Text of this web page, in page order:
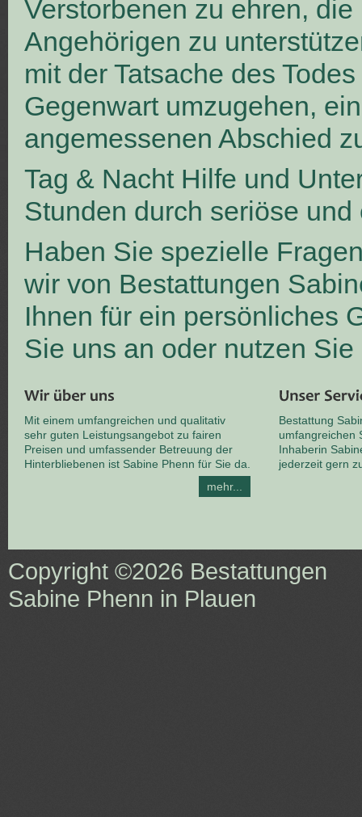
Verstorbenen zu ehren, die
Angehörigen zu
mit der Tatsache des
Gegenwart umzugehen,
angemessenen Abschied
Tag & Nacht Hilfe und
Stunden durch seriöse
Haben Sie spezielle
wir von Bestattungen
Ihnen für ein persönliches
Sie uns an oder nutzen
Mit einem umfangreichen und qualitativ
sehr guten Leistungsangebot zu fairen
Preisen und umfassender Betreuung der
Hinterbliebenen ist Sabine Phenn für Sie da.
mehr...
Bestattung
umfangreichen
Inhaberin
jederzeit gern
Copyright ©2026 Bestattungen
Sabine Phenn in Plauen